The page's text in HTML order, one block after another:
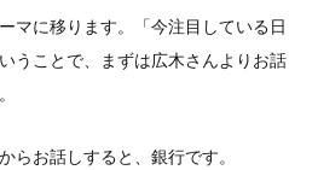
マに移ります。「今注目している日
うことで、まずは広木さんよりお話
らお話しすると、銀行です。